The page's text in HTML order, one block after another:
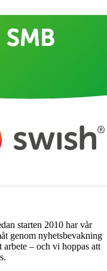
starten 2010 har vår
genom nyhetsbevakning
– och vi hoppas att